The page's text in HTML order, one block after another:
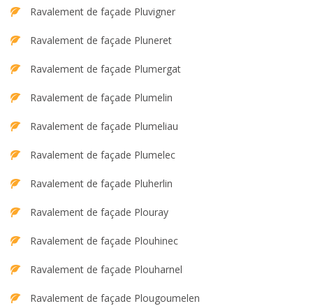
Ravalement de façade Pluvigner
Ravalement de façade Pluneret
Ravalement de façade Plumergat
Ravalement de façade Plumelin
Ravalement de façade Plumeliau
Ravalement de façade Plumelec
Ravalement de façade Pluherlin
Ravalement de façade Plouray
Ravalement de façade Plouhinec
Ravalement de façade Plouharnel
Ravalement de façade Plougoumelen